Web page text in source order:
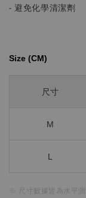
- 避免化學清潔劑
Size (CM)⁡⁡
尺寸
M
L
※ 尺寸數據皆為水平測